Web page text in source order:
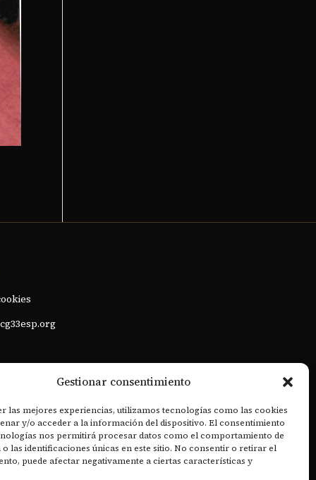
Gestionar consentimiento
las mejores experiencias, utilizamos tecnologías como las cookies
y/o acceder a la información del dispositivo. El consentimiento
nos permitirá procesar datos como el comportamiento de
o las identificaciones únicas en este sitio. No consentir o retirar el
puede afectar negativamente a ciertas características y